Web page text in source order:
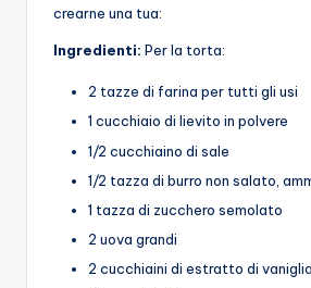
crearne una tua:
Ingredienti: Per la torta:
2 tazze di farina per tutti gli usi
1 cucchiaio di lievito in polvere
1/2 cucchiaino di sale
1/2 tazza di burro non salato,
1 tazza di zucchero semolato
2 uova grandi
2 cucchiaini di estratto di vaniglia